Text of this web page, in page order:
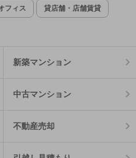
フィス 貸店舗・店舗賃貸
新築マンション
中古マンション
不動産売却